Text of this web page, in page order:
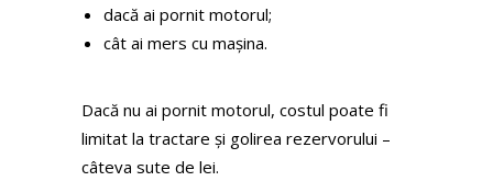
dacă ai pornit motorul;
cât ai mers cu mașina.
Dacă nu ai pornit motorul, costul poate fi
limitat la tractare și golirea rezervorului –
câteva sute de lei.